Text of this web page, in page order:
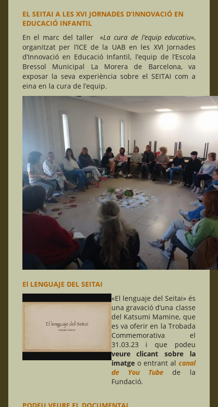
EL SEITAI A LES XVI JORNADES D’INNOVACIÓ EN
EDUCACIÓ INFANTIL
En el marc del taller «La cura de l’equip educatiu«,
organitzat per l’ICE de la UAB en les XVI Jornades
d’Innovació en Educació Infantil, l’equip de l’Escola
Bressol Municipal La Morera de Barcelona, va
exposar la seva experiència sobre el SEITAI com a
eina en la cura de l’equip.
El LENGUAJE DEL SEITAI
«El lenguaje del Seitai» és
una gravació d’una classe
del Katsumi Mamine, que
es va oferir en la Trobada
Commemorativa el
31.03.23 i que podeu
veure clicant sobre la
imatgeo entrant al canal
de You Tube de la
Fundació.